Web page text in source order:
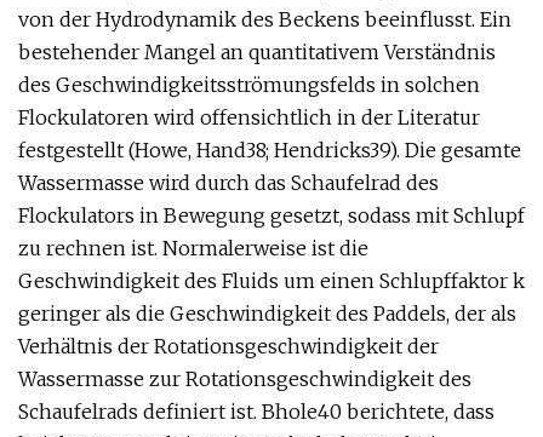
von der Hydrodynamik des Beckens beeinflusst. Ein
bestehender Mangel an quantitativem Verständnis
des Geschwindigkeitsströmungsfelds in solchen
Flockulatoren wird offensichtlich in der Literatur
festgestellt (Howe, Hand38; Hendricks39). Die gesamte
Wassermasse wird durch das Schaufelrad des
Flockulators in Bewegung gesetzt, sodass mit Schlupf
zu rechnen ist. Normalerweise ist die
Geschwindigkeit des Fluids um einen Schlupffaktor k
geringer als die Geschwindigkeit des Paddels, der als
Verhältnis der Rotationsgeschwindigkeit der
Wassermasse zur Rotationsgeschwindigkeit des
Schaufelrads definiert ist. Bhole40 berichtete, dass